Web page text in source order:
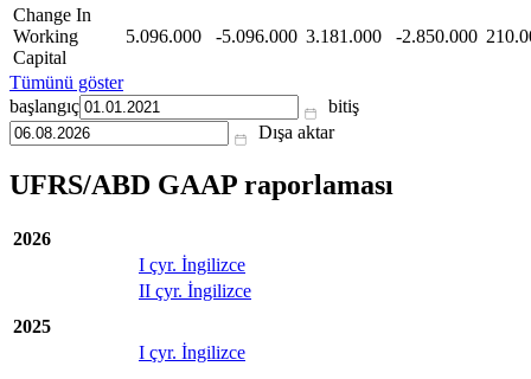
Change In
Working
Capital
5.096.000 -5.096.000 3.181.000 -2.850.000
Tümünü göster
başlangıç
bitiş
Dışa aktar
UFRS/ABD GAAP raporlaması
2026
I çyr. İngilizce
II çyr. İngilizce
2025
I çyr. İngilizce